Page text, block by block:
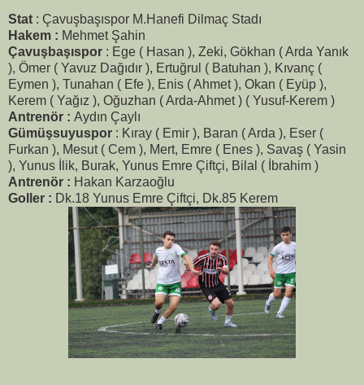
Stat : Çavuşbaşıspor M.Hanefi Dilmaç Stadı
Hakem : Mehmet Şahin
Çavuşbaşıspor : Ege ( Hasan ), Zeki, Gökhan ( Arda Yanık
), Ömer ( Yavuz Dağıdır ), Ertuğrul ( Batuhan ), Kıvanç (
Eymen ), Tunahan ( Efe ), Enis ( Ahmet ), Okan ( Eyüp ),
Kerem ( Yağız ), Oğuzhan ( Arda-Ahmet ) ( Yusuf-Kerem )
Antrenör : Aydın Çaylı
Gümüşsuyuspor : Kıray ( Emir ), Baran ( Arda ), Eser (
Furkan ), Mesut ( Cem ), Mert, Emre ( Enes ), Savaş ( Yasin
), Yunus İlik, Burak, Yunus Emre Çiftçi, Bilal ( İbrahim )
Antrenör : Hakan Karzaoğlu
Goller : Dk.18 Yunus Emre Çiftçi, Dk.85 Kerem